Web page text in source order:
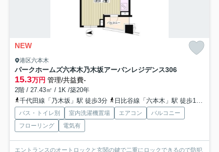
NEW
港区六本木
パークホームズ六本木乃木坂アーバンレジデンス306
15.3万円 管理/共益費-
2階 / 27.43㎡ / 1K /築20年
千代田線「乃木坂」駅 徒歩3分
日比谷線「六本木」駅 徒歩10分
バス・トイレ別 室内洗濯機置場 エアコン
バルコニー
フローリング
電気有
エントランスのオートロックと玄関の鍵で二重にロックできるので防犯